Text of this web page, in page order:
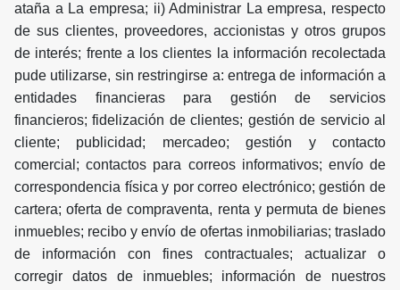
ataña a La empresa; ii) Administrar La empresa, respecto
de sus clientes, proveedores, accionistas y otros grupos
de interés; frente a los clientes la información recolectada
pude utilizarse, sin restringirse a: entrega de información a
entidades financieras para gestión de servicios
financieros; fidelización de clientes; gestión de servicio al
cliente; publicidad; mercadeo; gestión y contacto
comercial; contactos para correos informativos; envío de
correspondencia física y por correo electrónico; gestión de
cartera; oferta de compraventa, renta y permuta de bienes
inmuebles; recibo y envío de ofertas inmobiliarias; traslado
de información con fines contractuales; actualizar o
corregir datos de inmuebles; información de nuestros